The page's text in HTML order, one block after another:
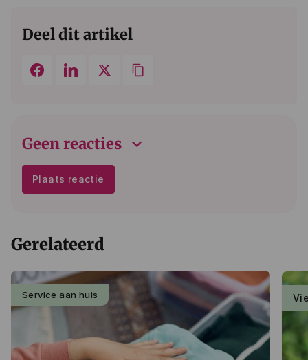
Deel dit artikel
Geen reacties keyboard_arrow_down
Plaats reactie
Gerelateerd
Service aan huis